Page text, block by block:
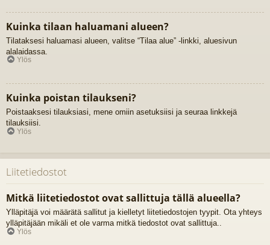
Kuinka tilaan haluamani alueen?
Tilataksesi haluamasi alueen, valitse “Tilaa alue” -linkki, aluesivun
alalaidassa.
Ylös
Kuinka poistan tilaukseni?
Poistaaksesi tilauksiasi, mene omiin asetuksiisi ja seuraa linkkejä
tilauksiisi.
Ylös
Liitetiedostot
Mitkä liitetiedostot ovat sallittuja tällä alueella?
Ylläpitäjä voi määrätä sallitut ja kielletyt liitetiedostojen tyypit. Ota yhteys
ylläpitäjään mikäli et ole varma mitkä tiedostot ovat sallittuja..
Ylös